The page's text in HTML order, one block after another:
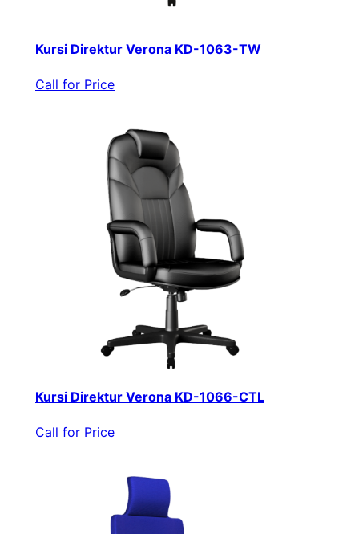
Kursi Direktur Verona KD-1063-TW
Call for Price
Kursi Direktur Verona KD-1066-CTL
Call for Price